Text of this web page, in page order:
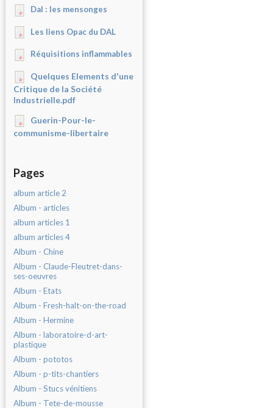
Dal : les mensonges
Les liens Opac du DAL
Réquisitions inflammables
Quelques Elements d'une
Critique de la Société
Industrielle.pdf
Guerin-Pour-le-
communisme-libertaire
Pages
album article 2
Album - articles
album articles 1
album articles 4
Album - Chine
Album - Claude-Fleutret-dans-
ses-oeuvres
Album - Etats
Album - Fresh-halt-on-the-road
Album - Hermine
Album - laboratoire-d-art-
plastique
Album - pototos
Album - p-tits-chantiers
Album - Stucs vénitiens
Album - Tete-de-mousse